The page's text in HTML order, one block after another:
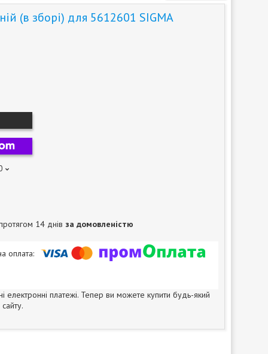
(в зборі) для 5612601 SIGMA
14 днів за домовленістю
електронні платежі. Тепер ви можете купити будь-який